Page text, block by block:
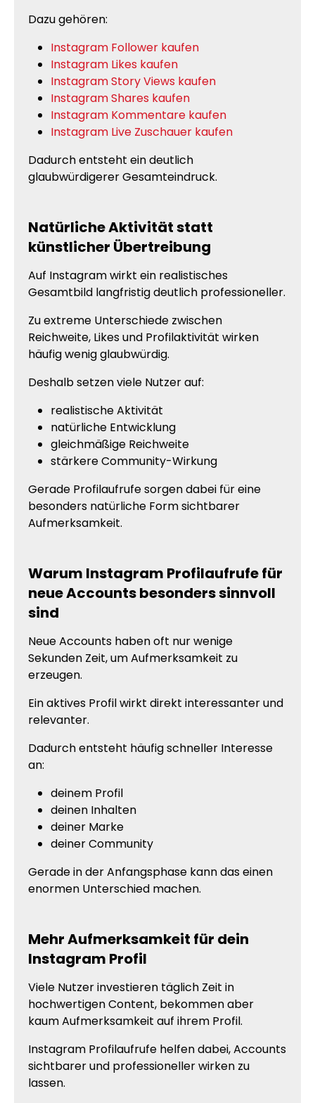
Dazu gehören:
Instagram Follower kaufen
Instagram Likes kaufen
Instagram Story Views kaufen
Instagram Shares kaufen
Instagram Kommentare kaufen
Instagram Live Zuschauer kaufen
Dadurch entsteht ein deutlich
glaubwürdigerer Gesamteindruck.
Natürliche Aktivität statt
künstlicher Übertreibung
Auf Instagram wirkt ein realistisches
Gesamtbild langfristig deutlich professioneller.
Zu extreme Unterschiede zwischen
Reichweite, Likes und Profilaktivität wirken
häufig wenig glaubwürdig.
Deshalb setzen viele Nutzer auf:
realistische Aktivität
natürliche Entwicklung
gleichmäßige Reichweite
stärkere Community-Wirkung
Gerade Profilaufrufe sorgen dabei für eine
besonders natürliche Form sichtbarer
Aufmerksamkeit.
Warum Instagram Profilaufrufe für
neue Accounts besonders sinnvoll
sind
Neue Accounts haben oft nur wenige
Sekunden Zeit, um Aufmerksamkeit zu
erzeugen.
Ein aktives Profil wirkt direkt interessanter und
relevanter.
Dadurch entsteht häufig schneller Interesse
an:
deinem Profil
deinen Inhalten
deiner Marke
deiner Community
Gerade in der Anfangsphase kann das einen
enormen Unterschied machen.
Mehr Aufmerksamkeit für dein
Instagram Profil
Viele Nutzer investieren täglich Zeit in
hochwertigen Content, bekommen aber
kaum Aufmerksamkeit auf ihrem Profil.
Instagram Profilaufrufe helfen dabei, Accounts
sichtbarer und professioneller wirken zu
lassen.